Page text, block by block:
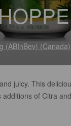
(ABInBev) (Canada)
juicy. This
of Citra